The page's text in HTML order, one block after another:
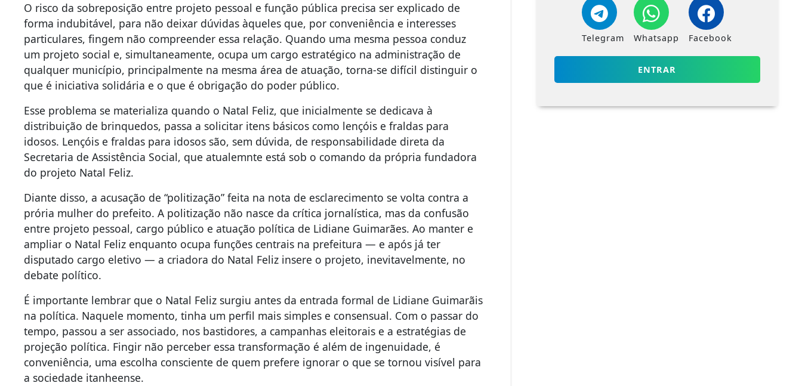
O risco da sobreposição entre projeto pessoal e função pública precisa ser explicado de
forma indubitável, para não deixar dúvidas àqueles que, por conveniência e interesses
particulares, fingem não compreender essa relação. Quando uma mesma pessoa conduz
um projeto social e, simultaneamente, ocupa um cargo estratégico na administração de
qualquer município, principalmente na mesma área de atuação, torna-se difícil distinguir o
que é iniciativa solidária e o que é obrigação do poder público.
Esse problema se materializa quando o Natal Feliz, que inicialmente se dedicava à
distribuição de brinquedos, passa a solicitar itens básicos como lençóis e fraldas para
idosos. Lençóis e fraldas para idosos são, sem dúvida, de responsabilidade direta da
Secretaria de Assistência Social, que atualemnte está sob o comando da própria fundadora
do projeto Natal Feliz.
Diante disso, a acusação de “politização” feita na nota de esclarecimento se volta contra a
prória mulher do prefeito. A politização não nasce da crítica jornalística, mas da confusão
entre projeto pessoal, cargo público e atuação política de Lidiane Guimarães. Ao manter e
ampliar o Natal Feliz enquanto ocupa funções centrais na prefeitura — e após já ter
disputado cargo eletivo — a criadora do Natal Feliz insere o projeto, inevitavelmente, no
debate político.
É importante lembrar que o Natal Feliz surgiu antes da entrada formal de Lidiane Guimarãis
na política. Naquele momento, tinha um perfil mais simples e consensual. Com o passar do
tempo, passou a ser associado, nos bastidores, a campanhas eleitorais e a estratégias de
projeção política. Fingir não perceber essa transformação é além de ingenuidade, é
conveniência, uma escolha consciente de quem prefere ignorar o que se tornou visível para
a sociedade itanheense.
Telegram Whatsapp Facebook
ENTRAR